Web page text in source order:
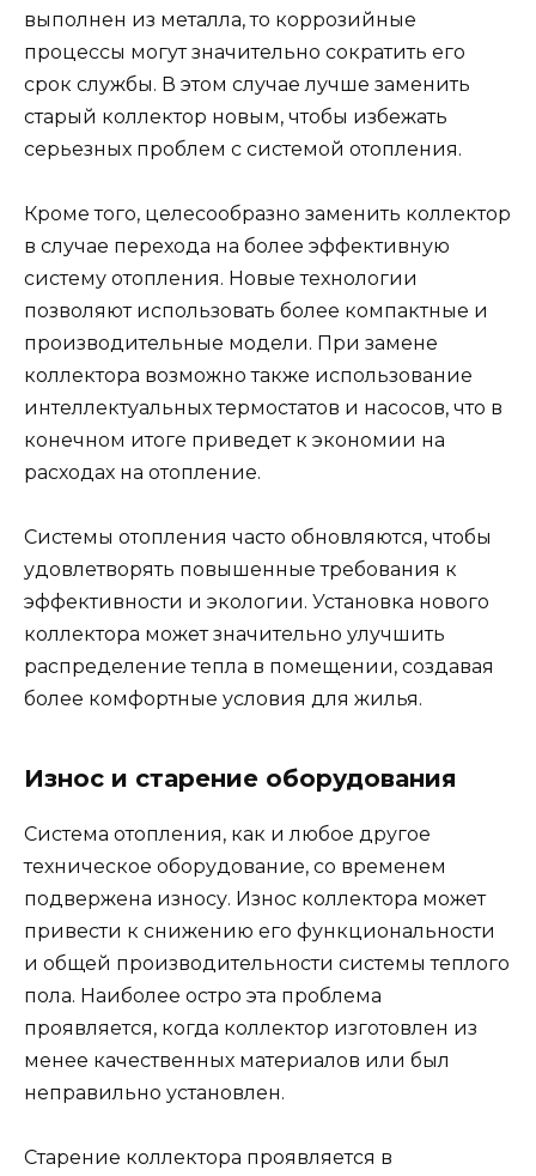
выполнен из металла, то коррозийные
процессы могут значительно сократить его
срок службы. В этом случае лучше заменить
старый коллектор новым, чтобы избежать
серьезных проблем с системой отопления.
Кроме того, целесообразно заменить коллектор
в случае перехода на более эффективную
систему отопления. Новые технологии
позволяют использовать более компактные и
производительные модели. При замене
коллектора возможно также использование
интеллектуальных термостатов и насосов, что в
конечном итоге приведет к экономии на
расходах на отопление.
Системы отопления часто обновляются, чтобы
удовлетворять повышенные требования к
эффективности и экологии. Установка нового
коллектора может значительно улучшить
распределение тепла в помещении, создавая
более комфортные условия для жилья.
Износ и старение оборудования
Система отопления, как и любое другое
техническое оборудование, со временем
подвержена износу. Износ коллектора может
привести к снижению его функциональности
и общей производительности системы теплого
пола. Наиболее остро эта проблема
проявляется, когда коллектор изготовлен из
менее качественных материалов или был
неправильно установлен.
Старение коллектора проявляется в